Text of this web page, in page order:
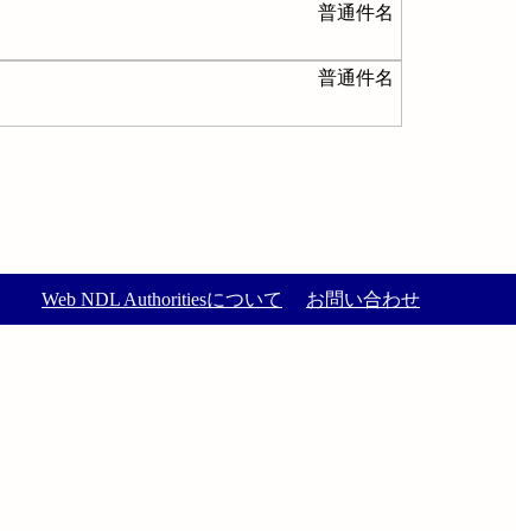
普通件名
普通件名
Web NDL Authoritiesについて お問い合わせ